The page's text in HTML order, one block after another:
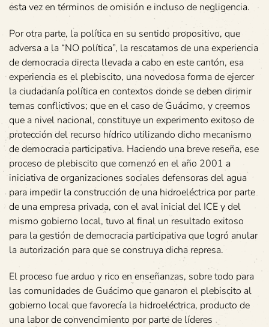
esta vez en términos de omisión e incluso de negligencia.
Por otra parte, la política en su sentido propositivo, que
adversa a la “NO política”, la rescatamos de una experiencia
de democracia directa llevada a cabo en este cantón, esa
experiencia es el plebiscito, una novedosa forma de ejercer
la ciudadanía política en contextos donde se deben dirimir
temas conflictivos; que en el caso de Guácimo, y creemos
que a nivel nacional, constituye un experimento exitoso de
protección del recurso hídrico utilizando dicho mecanismo
de democracia participativa. Haciendo una breve reseña, ese
proceso de plebiscito que comenzó en el año 2001 a
iniciativa de organizaciones sociales defensoras del agua
para impedir la construcción de una hidroeléctrica por parte
de una empresa privada, con el aval inicial del ICE y del
mismo gobierno local, tuvo al final un resultado exitoso
para la gestión de democracia participativa que logró anular
la autorización para que se construya dicha represa.
El proceso fue arduo y rico en enseñanzas, sobre todo para
las comunidades de Guácimo que ganaron el plebiscito al
gobierno local que favorecía la hidroeléctrica, producto de
una labor de convencimiento por parte de líderes